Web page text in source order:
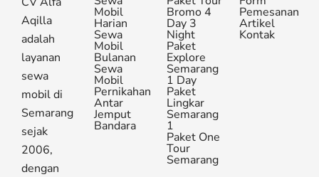
Aqilla
adalah
layanan
sewa
mobil di
Semarang
sejak
2006,
dengan
Mobil
Harian
Sewa
Mobil
Bulanan
Sewa
Mobil
Pernikahan
Antar
Jemput
Bandara
Bromo 4
Day 3
Night
Paket
Explore
Semarang
1 Day
Paket
Lingkar
Semarang
1
Paket One
Tour
Semarang
Pemesanan
Artikel
Kontak